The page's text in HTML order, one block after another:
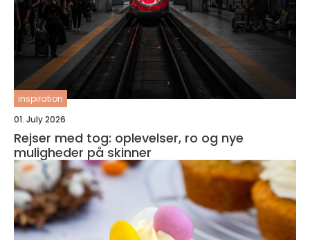
inspiration
01. July 2026
Rejser med tog: oplevelser, ro og nye
muligheder på skinner